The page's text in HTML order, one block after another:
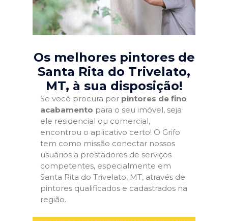
Os melhores pintores de
Santa Rita do Trivelato,
MT, à sua disposição!
Se você procura por pintores de fino
acabamento para o seu imóvel, seja
ele residencial ou comercial,
encontrou o aplicativo certo! O Grifo
tem como missão conectar nossos
usuários a prestadores de serviços
competentes, especialmente em
Santa Rita do Trivelato, MT, através de
pintores qualificados e cadastrados na
região.